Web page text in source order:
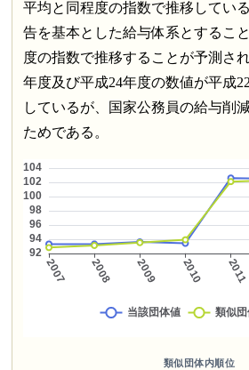
平均と同程度の指数で推移してい
告を基本とした給与体系とするこ
度の指数で推移することが予測さ
年度及び平成24年度の数値が平成
しているが、国家公務員の給与削
ためである。
類似団体内順位